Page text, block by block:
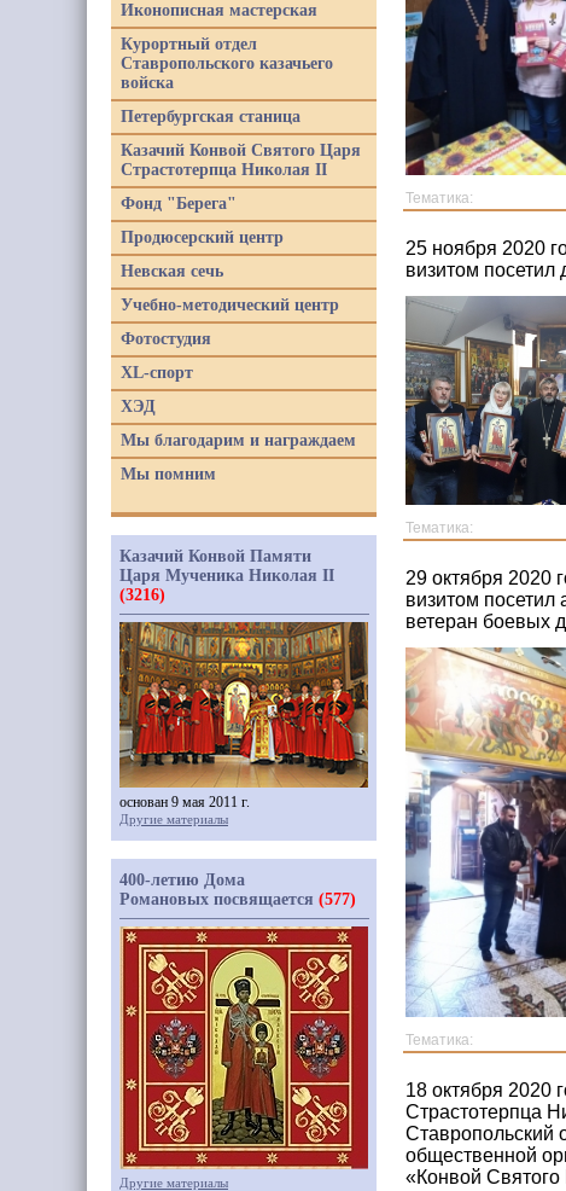
Тематика:
25 ноября 2020
визитом посетил
Тематика:
29 октября 2020
визитом посетил
ветеран боевых
Тематика:
18 октября 2020
Страстотерпца
Ставропольский
общественной
«Конвой
Иконописная мастерская
Курортный отдел
Ставропольского казачьего
войска
Петербургская станица
Казачий Конвой Святого Царя
Страстотерпца Николая II
Фонд "Берега"
Продюсерский центр
Невская сечь
Учебно-методический центр
Фотостудия
XL-спорт
ХЭД
Мы благодарим и награждаем
Мы помним
Казачий Конвой Памяти
Царя Мученика Николая II
(3216)
основан 9 мая 2011 г.
Другие материалы
400-летию Дома
Романовых посвящается (577)
Другие материалы